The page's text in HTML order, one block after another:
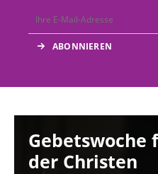
Gebetswoche
der Christen